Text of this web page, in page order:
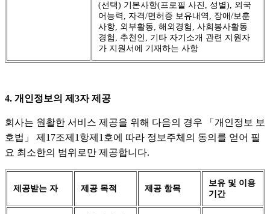
(선택) 기본사항(프로필 사진, 성별), 외국
어능력, 자격/면허증 보유내역, 장애/보훈
사항, 외부활동, 해외경험, 사회봉사활동
경험, 추천인, 기타 자기소개 관련 지원자
가 지원서에 기재하는 사항
4. 개인정보의 제3자 제공
회사는 원활한 서비스 제공을 위해 다음의 경우 「개인정보 보
호법」 제17조제1항제1호에 따라 정보주체의 동의를 얻어 필
요 최소한의 범위로만 제공합니다.
제공받는 자 제공 목적 제공 항목
보유 및 이용
기간